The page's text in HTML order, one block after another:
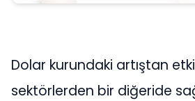
Dolar kurundaki artıştan
sektörlerden bir diğeride